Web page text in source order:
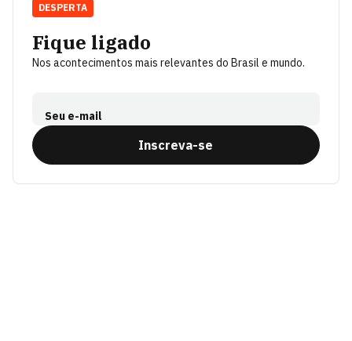
Fique ligado
Nos acontecimentos mais relevantes do Brasil e mundo.
Seu e-mail
Inscreva-se
DESPERTA